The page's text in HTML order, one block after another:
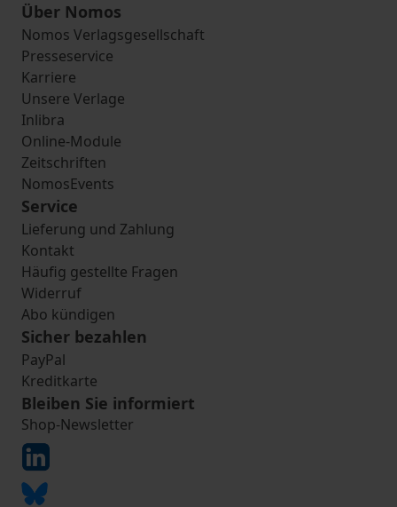
Über Nomos
Nomos Verlagsgesellschaft
Presseservice
Karriere
Unsere Verlage
Inlibra
Online-Module
Zeitschriften
NomosEvents
Service
Lieferung und Zahlung
Kontakt
Häufig gestellte Fragen
Widerruf
Abo kündigen
Sicher bezahlen
PayPal
Kreditkarte
Bleiben Sie informiert
Shop-Newsletter